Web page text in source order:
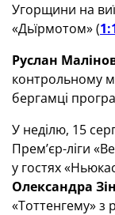
Угорщини на
«Дьїрмотом» (
Руслан
контрольному
бергамці
У неділю, 15
Прем’єр-ліги
у гостях
Олександра
«Тоттенгему» з